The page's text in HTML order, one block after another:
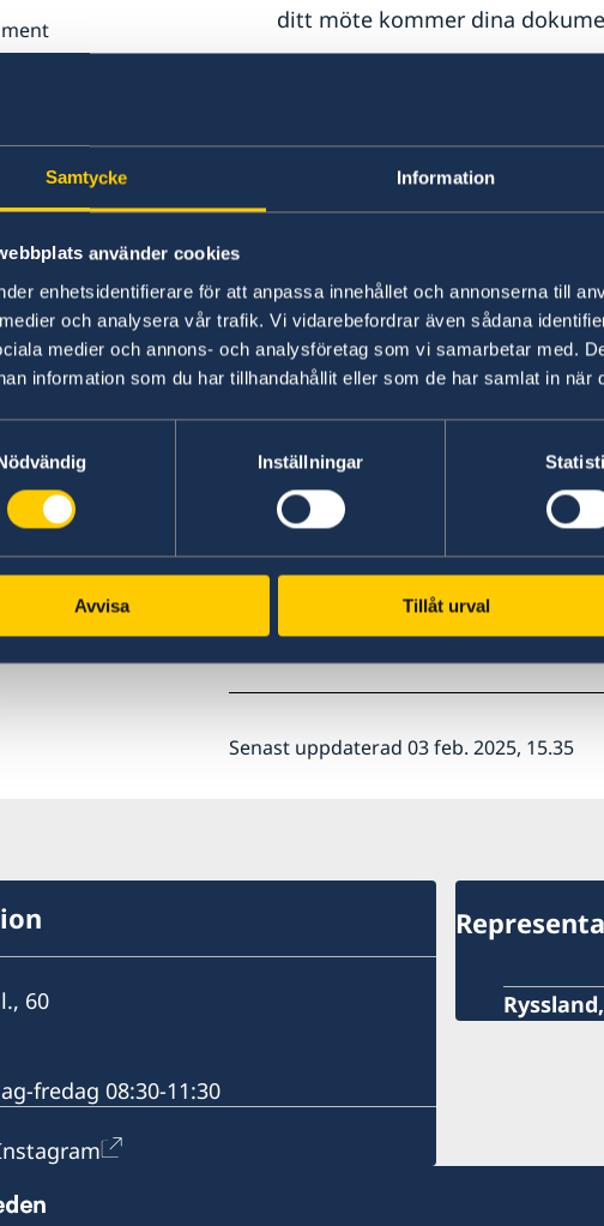
Samtycke Information
använder cookies
enhetsidentifierare för att anpassa innehållet och annonserna till
och analysera vår trafik. Vi vidarebefordrar även sådana
medier och annons- och analysföretag som vi samarbetar med.
information som du har tillhandahållit eller som de har samlat in när
Inställningar
Avvisa Tillåt urval
(Besöka
ditt möte kommer dina
att tas och en kort intervju
Besök ambassaden och ta
till din onlineansökan. Du
utsatt intervjutid.
Om du inte kommer till
kan komma, skickas ditt
kan komma att avslås.
Efter intervjun kommer ditt
Vänta på beslutet. När
besked om det via e-post.
Vänta på
uppehållstillståndskort. Du
Senast uppdaterad 03 feb. 2025, 15.35
60
fredag 08:30-11:30